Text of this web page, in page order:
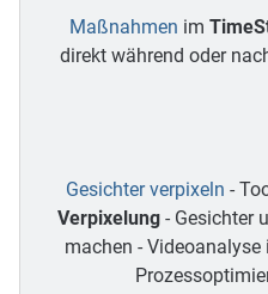
Maßnahmen im
direkt während oder
Gesichter verpixeln -
Verpixelung - Gesichter
machen -